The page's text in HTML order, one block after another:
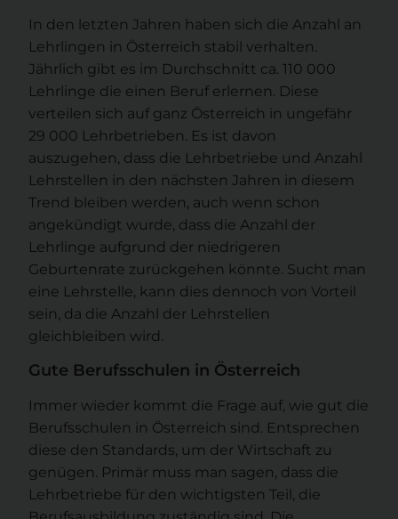
In den letzten Jahren haben sich die Anzahl an
Lehrlingen in Österreich stabil verhalten.
Jährlich gibt es im Durchschnitt ca. 110 000
Lehrlinge die einen Beruf erlernen. Diese
verteilen sich auf ganz Österreich in ungefähr
29 000 Lehrbetrieben. Es ist davon
auszugehen, dass die Lehrbetriebe und Anzahl
Lehrstellen in den nächsten Jahren in diesem
Trend bleiben werden, auch wenn schon
angekündigt wurde, dass die Anzahl der
Lehrlinge aufgrund der niedrigeren
Geburtenrate zurückgehen könnte. Sucht man
eine Lehrstelle, kann dies dennoch von Vorteil
sein, da die Anzahl der Lehrstellen
gleichbleiben wird.
Gute Berufsschulen in Österreich
Immer wieder kommt die Frage auf, wie gut die
Berufsschulen in Österreich sind. Entsprechen
diese den Standards, um der Wirtschaft zu
genügen. Primär muss man sagen, dass die
Lehrbetriebe für den wichtigsten Teil, die